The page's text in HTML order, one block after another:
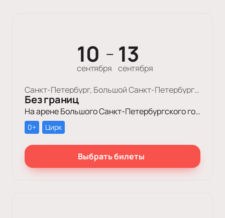
10
сентября
— 13
сентября
Санкт-Петербург, Большой Cанкт-Петербургский Государственный Цирк
Без границ
На арене Большого Санкт-Петербургского государственного цирка пройдет уникальное цирковое шоу «Без границ»!
0+ Цирк
Выбрать билеты